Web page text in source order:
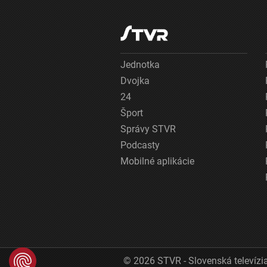
Jednotka
Dvojka
24
Šport
Správy STVR
Podcasty
Mobilné aplikácie
© 2026 STVR - Slovenská